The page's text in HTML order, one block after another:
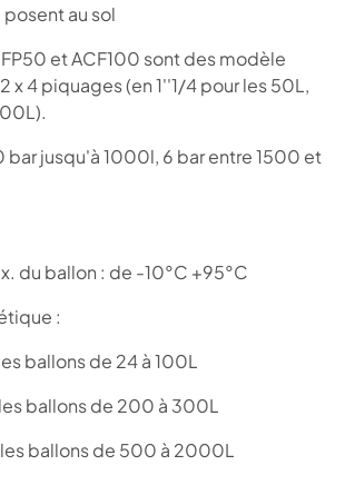
au sol
et ACF100 sont des modèle
x 4 piquages (en 1''1/4 pour les 50L,
bar jusqu'à 1000l, 6 bar entre 1500 et
du ballon : de -10°C +95°C
:
ballons de 24 à 100L
ballons de 200 à 300L
ballons de 500 à 2000L